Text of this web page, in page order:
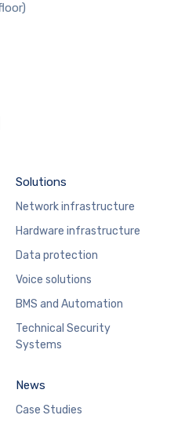
Solutions
Network infrastructure
Hardware infrastructure
Data protection
Voice solutions
BMS and Automation
Technical Security
Systems
News
Case Studies